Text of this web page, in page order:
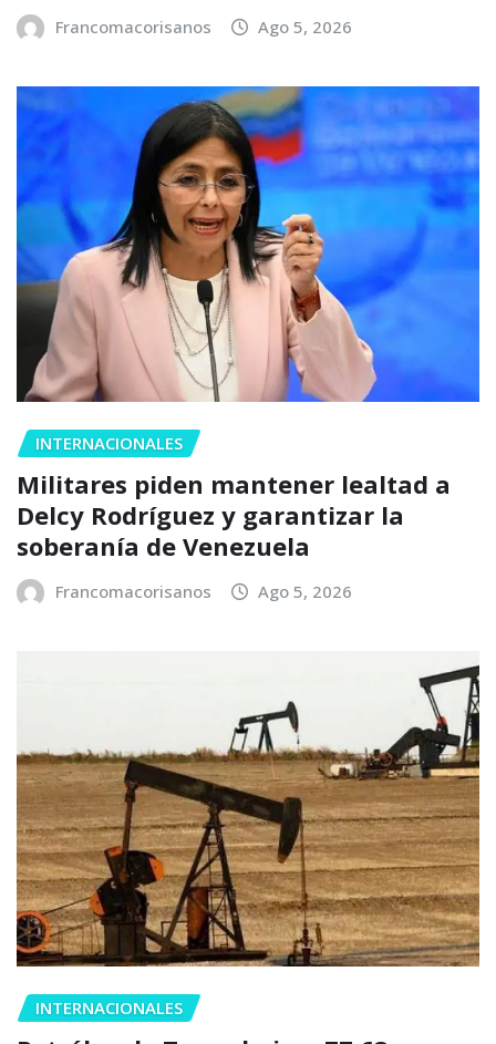
Francomacorisanos Ago 5, 2026
INTERNACIONALES
Militares piden mantener lealtad a
Delcy Rodríguez y garantizar la
soberanía de Venezuela
Francomacorisanos Ago 5, 2026
INTERNACIONALES